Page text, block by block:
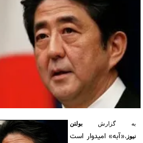
به گزارش بولتن
نیوز ،«آبه» امیدوار است